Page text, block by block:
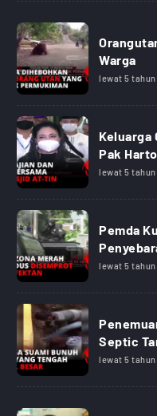
Warga
lewat 5
Keluarga
Pak Harto
lewat 5
Pemda
lewat 5
Septic
lewat 5